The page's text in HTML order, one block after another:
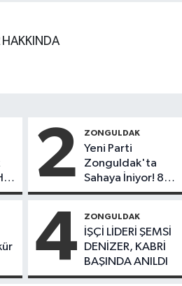
HAKKINDA
2 ZONGULDAK
Yeni Parti
Zonguldak'ta
Sahaya İniyor! 8
İlçede Kurucu
Başladı
4 ZONGULDAK
İŞÇİ LİDERİ ŞEMSİ
DENİZER, KABRİ
BAŞINDA ANILDI